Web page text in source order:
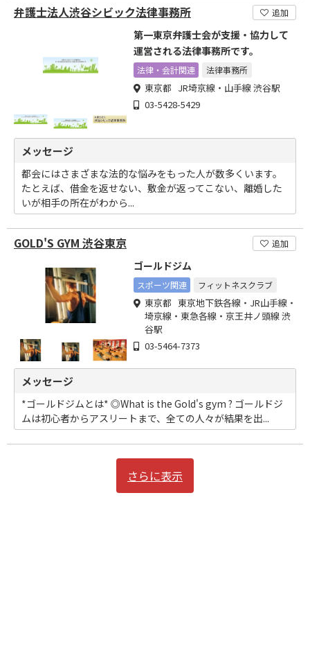
弁護士法人渋谷シビック法律事務所 追加
第一東京弁護士会が支援・協力して
運営される法律事務所です。
法律・会計関連 法律事務所
東京都 JR埼京線・山手線 渋谷駅
03-5428-5429
メッセージ
都会にはさまざまな法的な悩みをもった人が数多くいます。
たとえば、借金を返せない、敷金が返ってこない、離婚した
いが相手の所在がわから...
GOLD'S GYM 渋谷東京 追加
ゴールドジム
スポーツ関連 フィットネスクラブ
東京都 東京地下鉄各線・JR山手線・
埼京線・東急各線・京王井ノ頭線 渋
谷駅
03-5464-7373
メッセージ
*ゴールドジムとは* ◎What is the Gold's gym ? ゴールドジ
ムは初心者からアスリートまで、全ての人々が結果を出...
さらに表示